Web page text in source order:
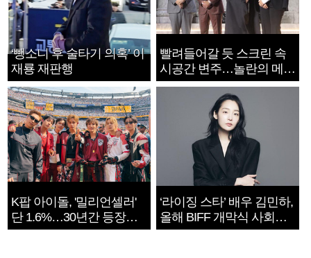
‘뺑소니 후 술타기 의혹’ 이
재룡 재판행
빨려들어갈 듯 스크린 속
시공간 변주…놀란의 메시
지는 ‘전쟁 속죄’
K팝 아이돌, '밀리언셀러'
단 1.6%…30년간 등장
1182개팀 전수조사
‘라이징 스타’ 배우 김민하,
올해 BIFF 개막식 사회자
확정